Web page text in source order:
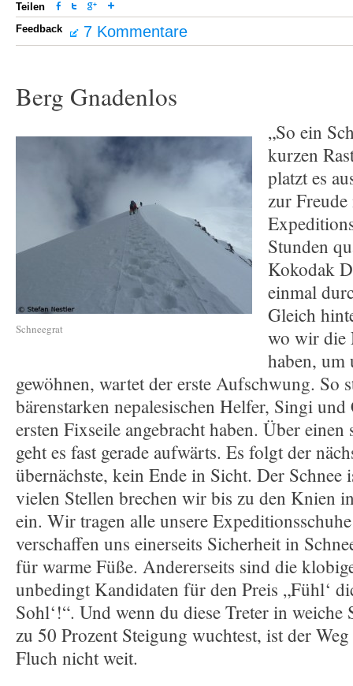
Teilen
Feedback
7 Kommentare
Berg Gnadenlos
Schneegrat
„So ein
kurzen
platzt es
zur
Stunden
Kokodak
einmal
Gleich
wo wir die
haben, um
gewöhnen, wartet der erste Aufschwung. So
bärenstarken nepalesischen Helfer, Singi
ersten Fixseile angebracht haben. Über einen
geht es fast gerade aufwärts. Es folgt der
übernächste, kein Ende in Sicht. Der Schnee
vielen Stellen brechen wir bis zu den Knien
ein. Wir tragen alle unsere
verschaffen uns einerseits Sicherheit in
für warme Füße. Andererseits sind die
unbedingt Kandidaten für den Preis „Fühl‘
Sohl‘!“. Und wenn du diese Treter in weiche
zu 50 Prozent Steigung wuchtest, ist der
Fluch nicht weit.